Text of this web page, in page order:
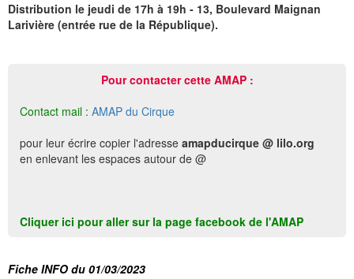
Distribution le jeudi de 17h à 19h - 13, Boulevard Maignan
Larivière (entrée rue de la République).
Pour contacter cette AMAP :
Contact mail : AMAP du Cirque
pour leur écrire copier l'adresse amapducirque @ lilo.org
en enlevant les espaces autour de @
Cliquer ici pour aller sur la page facebook de l'AMAP
Fiche INFO du 01/03/2023